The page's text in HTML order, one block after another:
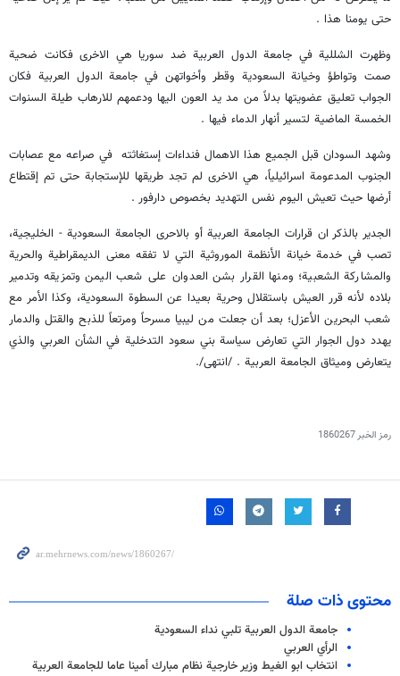
حتى يومنا هذا .
وظهرت الشللية في جامعة الدول العربية ضد سوريا هي الاخرى فكانت ضحية
صمت وتواطؤ وخيانة السعودية وقطر وأخواتهن في جامعة الدول العربية فكان
الجواب تعليق عضويتها بدلاً من مد يد العون اليها ودعمهم للارهاب طيلة السنوات
الخمسة الماضية لتسير أنهار الدماء فيها .
وشهد السودان قبل الجميع هذا الاهمال فنداءات إستغاثته في صراعه مع عصابات
الجنوب المدعومة اسرائيلياً، هي الاخرى لم تجد طريقها للإستجابة حتى تم إقتطاع
أرضها حيث تعيش اليوم نفس التهديد بخصوص دارفور .
الجدير بالذكر ان قرارات الجامعة العربية أو بالاحرى الجامعة السعودية - الخليجية،
تصب في خدمة خيانة الأنظمة الموروثية التي لا تفقه معنى الديمقراطية والحرية
والمشاركة الشعبية؛ ومنها القرار بشن العدوان على شعب اليمن وتمزيقه وتدمير
بلاده لأنه قرر العيش باستقلال وحرية بعيدا عن السطوة السعودية، وكذا الأمر مع
شعب البحرين الأعزل؛ بعد أن جعلت من ليبيا مسرحاً ومرتعاً للذبح والقتل والدمار
يهدد دول الجوار التي تعارض سياسة بني سعود التدخلية في الشأن العربي والذي
يتعارض وميثاق الجامعة العربية . /انتهى/.
رمز الخبر1860267
محتوى ذات صلة
جامعة الدول العربية تلبي نداء السعودية
الرأي العربي
انتخاب ابو الغيط وزير خارجية نظام مبارك أمينا عاما للجامعة العربية